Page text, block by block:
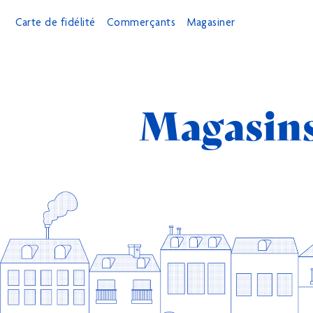
Carte de fidélité Commerçants Magasiner